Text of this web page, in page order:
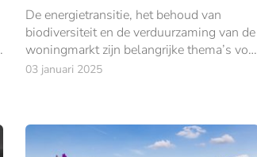
De energietransitie, het behoud van
biodiversiteit en de verduurzaming van de
woningmarkt zijn belangrijke thema’s voor
financiële instellingen.
03 januari 2025